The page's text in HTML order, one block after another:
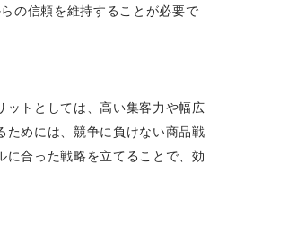
の信頼を維持することが必要で
ットとしては、高い集客力や幅広
ためには、競争に負けない商品戦
合った戦略を立てることで、効